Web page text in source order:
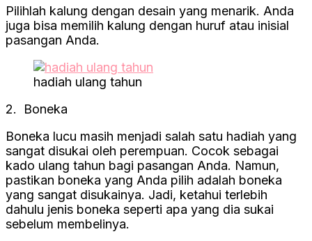
Pilihlah kalung dengan desain yang menarik. Anda
juga bisa memilih kalung dengan huruf atau inisial
pasangan Anda.
hadiah ulang tahun
2. Boneka
Boneka lucu masih menjadi salah satu hadiah yang
sangat disukai oleh perempuan. Cocok sebagai
kado ulang tahun bagi pasangan Anda. Namun,
pastikan boneka yang Anda pilih adalah boneka
yang sangat disukainya. Jadi, ketahui terlebih
dahulu jenis boneka seperti apa yang dia sukai
sebelum membelinya.